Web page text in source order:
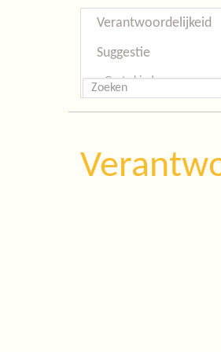
Verantwoordelijkeid
Suggestie
Grote kinderen